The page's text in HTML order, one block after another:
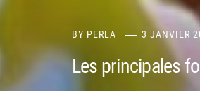
BY PERLA 3 JANVIER
Les principales